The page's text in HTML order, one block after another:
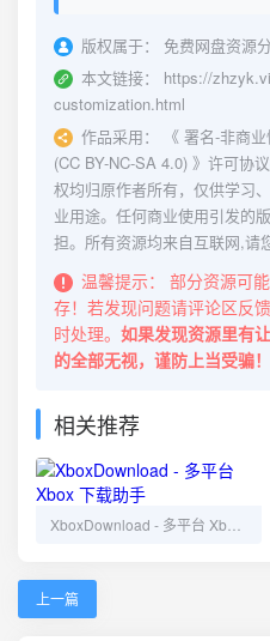
版权属于：
免费网盘资源
本文链接：
https://
customization.html
作品采用：
《 署名-非商
(CC BY-NC-SA 4.0) 》许可协
权均归原作者所有，仅供学习
业用途。任何商业使用引发的
担。所有资源均来自互联网,请
温馨提示：
部分资源可
存！若发现问题请评论区反
时处理。 如果发现资源里有
的全部无视，谨防上当受骗！
相关推荐
上一篇